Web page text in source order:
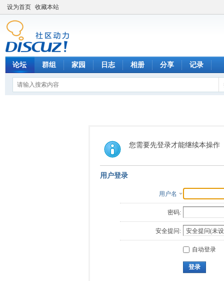
设为首页 收藏本站
论坛 群组 家园 日志 相册 分享 记录
您需要先登录才能继续本操作
用户登录
用户名
密码:
安全提问:
自动登录
登录